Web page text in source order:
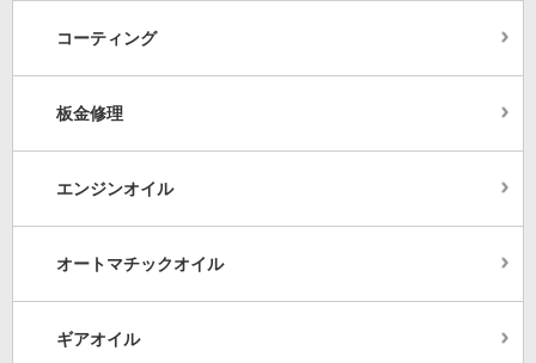
コーティング
板金修理
エンジンオイル
オートマチックオイル
ギアオイル